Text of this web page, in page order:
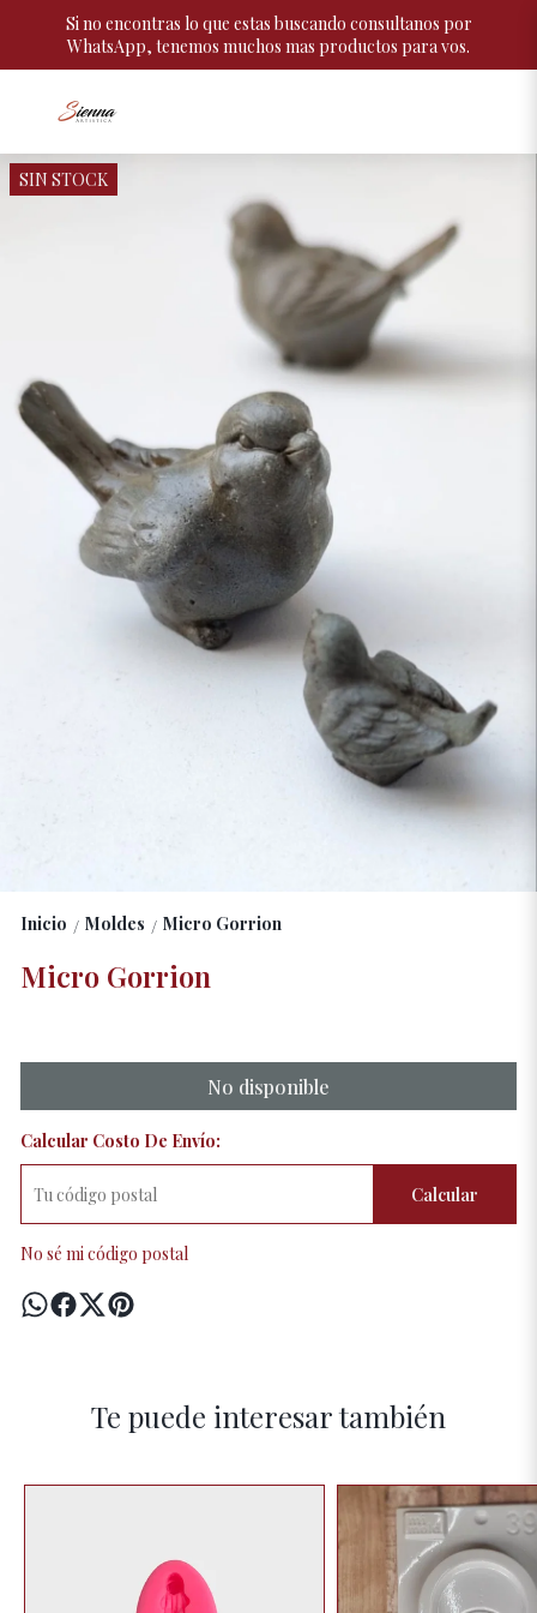
Si no encontras lo que estas buscando consultanos por
WhatsApp, tenemos muchos mas productos para vos.
SIN STOCK
Inicio / Moldes / Micro Gorrion
Micro Gorrion
No disponible
Calcular Costo De Envío:
Calcular
No sé mi código postal
Te puede interesar también